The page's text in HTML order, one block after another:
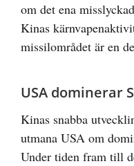
om det ena
Kinas
missilområdet är en
USA dominerar
Kinas snabba
utmana USA om
Under tiden fram till